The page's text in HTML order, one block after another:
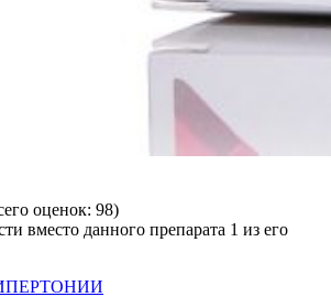
оценок: 98)
вместо данного препарата 1 из его